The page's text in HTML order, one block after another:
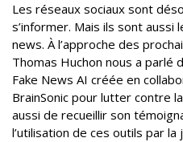
Les réseaux sociaux sont
s’informer. Mais ils sont
news. À l’approche des
Thomas Huchon nous a parlé
Fake News AI créée en
BrainSonic pour lutter contre
aussi de recueillir son
l’utilisation de ces outils par la